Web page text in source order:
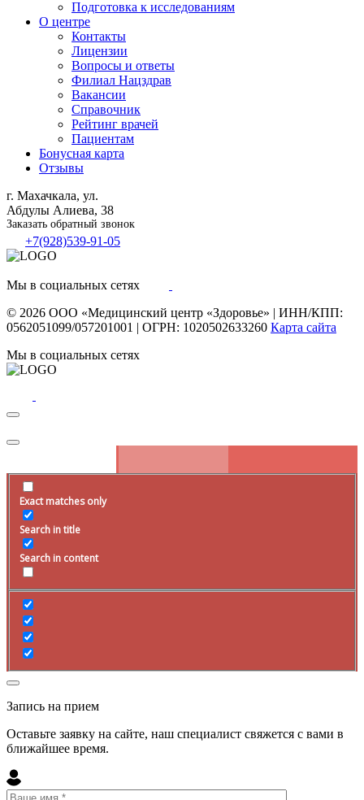
Подготовка к исследованиям
О центре
Контакты
Лицензии
Вопросы и ответы
Филиал Нацздрав
Вакансии
Справочник
Рейтинг врачей
Пациентам
Бонусная карта
Отзывы
г. Махачкала, ул.
Абдулы Алиева, 38
Заказать обратный звонок
+7(928)539-91-05
Мы в социальных сетях
© 2026 ООО «Медицинский центр «Здоровье» | ИНН/КПП:
0562051099/057201001 | ОГРН: 1020502633260 Карта сайта
Мы в социальных сетях
Exact matches only
Search in title
Search in content
Запись на прием
Оставьте заявку на сайте, наш специалист свяжется с вами в
ближайшее время.